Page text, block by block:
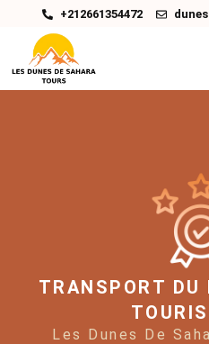
contenu
+212661354472
TRANSPORT DU
Les Dunes De